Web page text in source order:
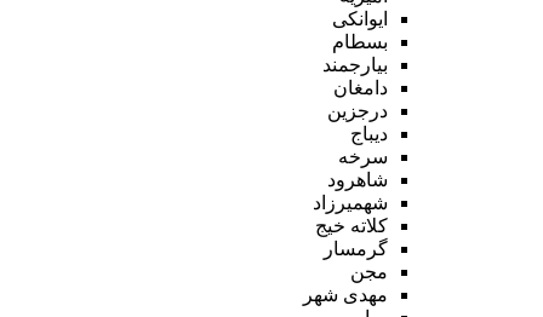
ایوانکی
بسطام
بیارجمند
دامغان
درجزین
دیباج
سرخه
شاهرود
شهمیرزاد
کلاته خیج
گرمسار
مجن
مهدی شهر